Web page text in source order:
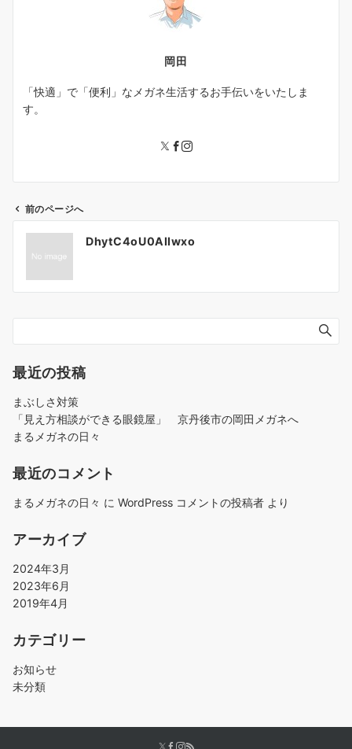
岡田
「快適」で「便利」なメガネ生活するお手伝いをいたしま
す。
シ
ョ
前のページへ
DhytC4oU0AIIwxo
最近の投稿
まぶしさ対策
「見え方相談ができる眼鏡屋」 京丹後市の岡田メガネへ
まるメガネの日々
最近のコメント
まるメガネの日々 に WordPress コメントの投稿者 より
アーカイブ
2024年3月
2023年6月
2019年4月
カテゴリー
お知らせ
未分類